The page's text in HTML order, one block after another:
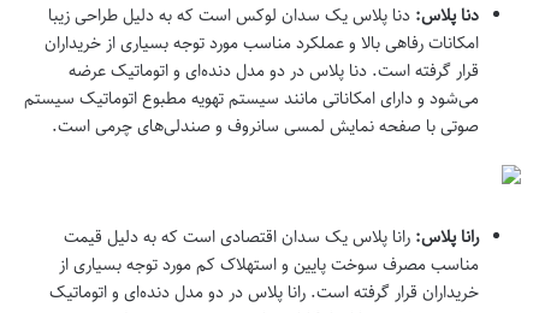
دنا پلاس: دنا پلاس یک سدان لوکس است که به دلیل طراحی زیبا
امکانات رفاهی بالا و عملکرد مناسب مورد توجه بسیاری از خریداران
قرار گرفته است. دنا پلاس در دو مدل دنده‌ای و اتوماتیک عرضه
می‌شود و دارای امکاناتی مانند سیستم تهویه مطبوع اتوماتیک سیستم
صوتی با صفحه نمایش لمسی سانروف و صندلی‌های چرمی است.
رانا پلاس: رانا پلاس یک سدان اقتصادی است که به دلیل قیمت
مناسب مصرف سوخت پایین و استهلاک کم مورد توجه بسیاری از
خریداران قرار گرفته است. رانا پلاس در دو مدل دنده‌ای و اتوماتیک